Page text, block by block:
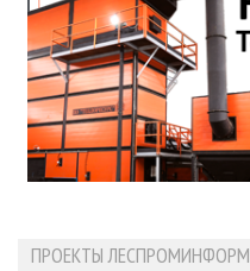
ПРОЕКТЫ ЛЕСПРОМИНФОРМ